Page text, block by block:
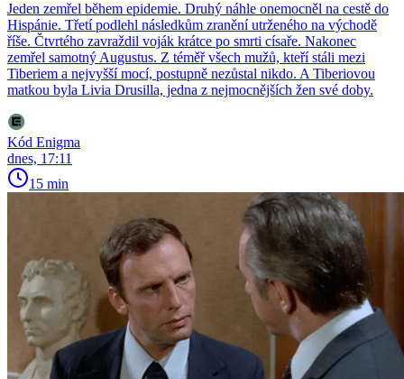
Jeden zemřel během epidemie. Druhý náhle onemocněl na cestě do
Hispánie. Třetí podlehl následkům zranění utrženého na východě
říše. Čtvrtého zavraždil voják krátce po smrti císaře. Nakonec
zemřel samotný Augustus. Z téměř všech mužů, kteří stáli mezi
Tiberiem a nejvyšší mocí, postupně nezůstal nikdo. A Tiberiovou
matkou byla Livia Drusilla, jedna z nejmocnějších žen své doby.
Kód Enigma
dnes, 17:11
15 min